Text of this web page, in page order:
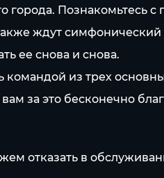
города.
ждут симфонический
ее снова и снова.
командой из трех
за это бесконечно
отказать в